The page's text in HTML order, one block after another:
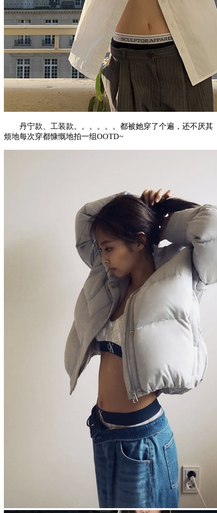
丹宁款、工装款。。。。。。都被她穿了个遍，还不厌其
烦地每次穿都慷慨地拍一组OOTD~